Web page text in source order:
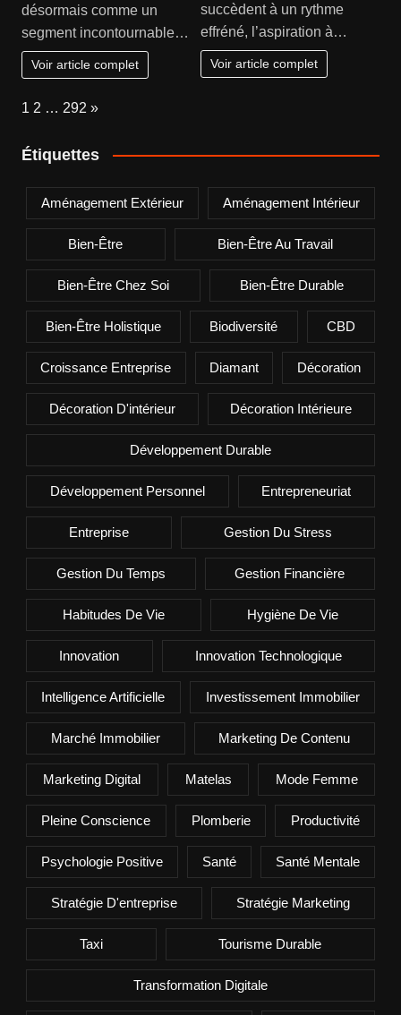
désormais comme un
segment incontournable…
Voir article complet
succèdent à un rythme
effréné, l’aspiration à…
Voir article complet
Page:
1 2 … 292 Next
»
Étiquettes
Aménagement Extérieur Aménagement Intérieur
Bien-Être Bien-Être Au Travail
Bien-Être Chez Soi Bien-Être Durable
Bien-Être Holistique Biodiversité CBD
Croissance Entreprise Diamant Décoration
Décoration D'intérieur Décoration Intérieure
Développement Durable
Développement Personnel Entrepreneuriat
Entreprise Gestion Du Stress
Gestion Du Temps Gestion Financière
Habitudes De Vie Hygiène De Vie
Innovation Innovation Technologique
Intelligence Artificielle Investissement Immobilier
Marché Immobilier Marketing De Contenu
Marketing Digital Matelas Mode Femme
Pleine Conscience Plomberie Productivité
Psychologie Positive Santé Santé Mentale
Stratégie D'entreprise Stratégie Marketing
Taxi Tourisme Durable
Transformation Digitale